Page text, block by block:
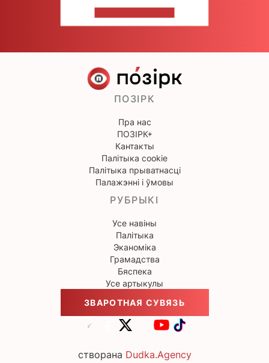
ПОЗІРК
Пра нас
ПОЗІРК+
Кантакты
Палітыка cookie
Палітыка прыватнасці
Палажэнні і ўмовы
РУБРЫКІ
Усе навіны
Палітыка
Эканоміка
Грамадства
Бяспека
Усе артыкулы
ЗВАРОТНАЯ СУВЯЗЬ
створана Dudka.Agency